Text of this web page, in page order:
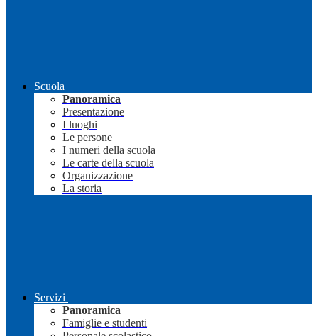
Scuola
Panoramica
Presentazione
I luoghi
Le persone
I numeri della scuola
Le carte della scuola
Organizzazione
La storia
Servizi
Panoramica
Famiglie e studenti